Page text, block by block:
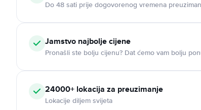
Do 48 sati prije dogovorenog vremena
Jamstvo najbolje cijene
Pronašli ste bolju cijenu? Dat ćemo vam bolju
24000+ lokacija za preuzimanje
Lokacije diljem svijeta